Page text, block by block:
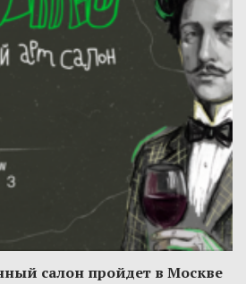
салон пройдет в Москве